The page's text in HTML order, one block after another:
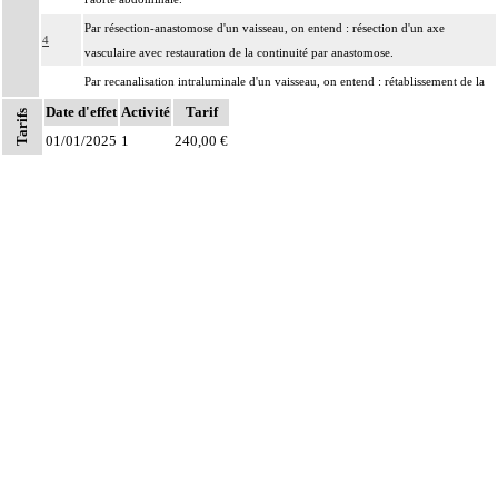
4
Par résection-anastomose d'un vaisseau, on entend : résection d'un axe
vasculaire avec restauration de la continuité par anastomose.
4
Par recanalisation intraluminale d'un vaisseau, on entend : rétablissement de la
circulation dans un vaisseau par forage guidé d'une néolumière au travers d'un
obstacle totalement obstructif. Elle inclut la dilatation du vaisseau.
Tarifs Date d'effet Activité
Tarif
01/01/2025 1 240,00 €